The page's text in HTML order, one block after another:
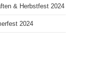
& Herbstfest 2024
2024